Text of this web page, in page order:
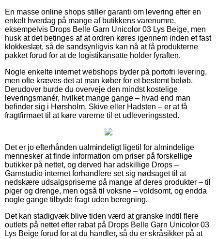
En masse online shops stiller garanti om levering efter en
enkelt hverdag på mange af butikkens varenumre,
eksempelvis Drops Belle Garn Unicolor 03 Lys Beige, men
husk at det betinges af at ordren køres igennem inden et fast
klokkeslæt, så de sandsynligvis kan nå at få produkterne
pakket forud for at de logistikansatte holder fyraften.
Nogle enkelte internet webshops byder på portofri levering,
men ofte kræves det at man køber for et bestemt beløb.
Derudover burde du overveje den mindst kostelige
leveringsmanér, hvilket mange gange – hvad end man
befinder sig i Hørsholm, Skive eller Hadsten – er at få
fragtfirmaet til at køre varerne til et udleveringssted.
Det er jo efterhånden ualmindeligt ligetil for almindelige
mennesker at finde information om priser på forskellige
butikker på nettet, og derved har adskillige Drops –
Garnstudio internet forhandlere set sig nødsaget til at
nedskære udsalgspriserne på mange af deres produkter – til
piger og drenge, men også til voksne – voldsomt, og endda
nogle gange tilbyde fragt uden beregning.
Det kan stadigvæk blive tiden værd at granske indtil flere
outlets på nettet efter rabat på Drops Belle Garn Unicolor 03
Lys Beige forud for at du handler, så du er skråsikker på at